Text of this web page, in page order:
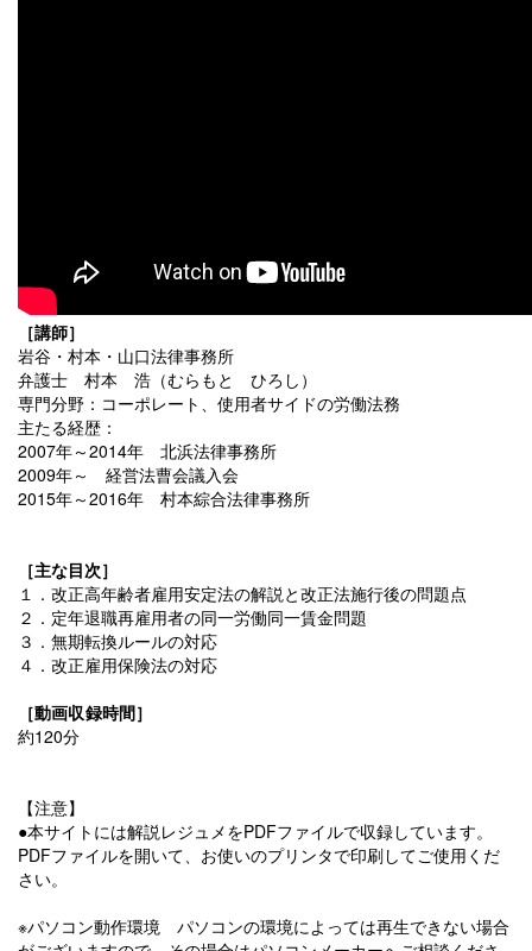
［講師］
岩谷・村本・山口法律事務所
弁護士 村本 浩（むらもと ひろし）
専門分野：コーポレート、使用者サイドの労働法務
主たる経歴：
2007年～2014年 北浜法律事務所
2009年～ 経営法曹会議入会
2015年～2016年 村本綜合法律事務所
［主な目次］
１．改正高年齢者雇用安定法の解説と改正法施行後の問題点
２．定年退職再雇用者の同一労働同一賃金問題
３．無期転換ルールの対応
４．改正雇用保険法の対応
［動画収録時間］
約120分
【注意】
●本サイトには解説レジュメをPDFファイルで収録しています。
PDFファイルを開いて、お使いのプリンタで印刷してご使用くだ
さい。
※パソコン動作環境 パソコンの環境によっては再生できない場合